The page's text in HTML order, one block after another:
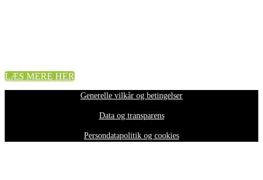
LÆS MERE HER
Generelle vilkår og betingelser
Data og transparens
Persondatapolitik og cookies